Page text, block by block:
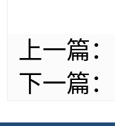
上一篇：
下一篇：